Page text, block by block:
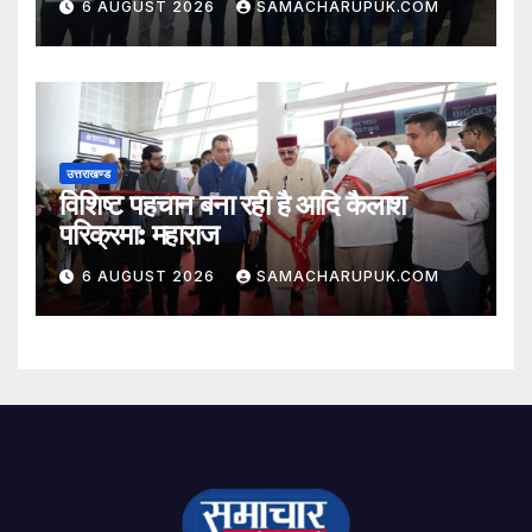
6 AUGUST 2026 SAMACHARUPUK.COM
उत्तराखण्ड
विशिष्ट पहचान बना रही है आदि कैलाश
परिक्रमा: महाराज
6 AUGUST 2026 SAMACHARUPUK.COM